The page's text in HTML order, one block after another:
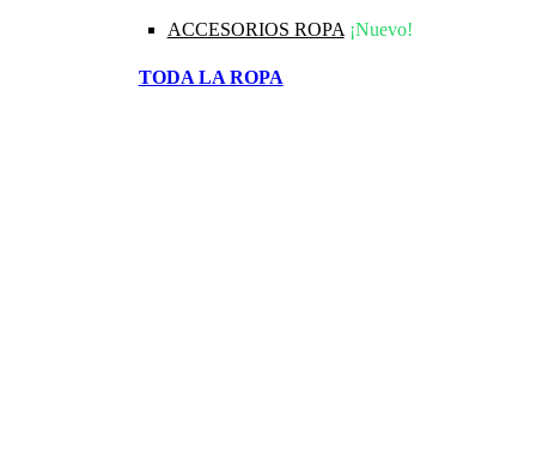
ACCESORIOS ROPA ¡Nuevo!
TODA LA ROPA